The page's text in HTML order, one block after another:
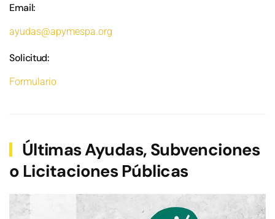
Email:
ayudas@apymespa.org
Solicitud:
Formulario
Últimas Ayudas, Subvenciones
o Licitaciones Públicas